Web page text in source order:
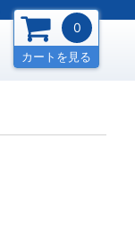
0
カートを見る